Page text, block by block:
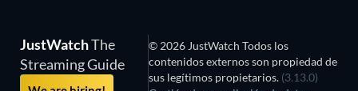
JustWatchThe
Streaming Guide
© 2026 JustWatch Todos los
contenidos externos son propiedad de
sus legítimos propietarios. (3.13.0)